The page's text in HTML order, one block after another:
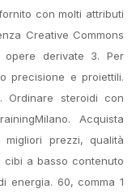
con molti attributi
Creative Commons
opere derivate 3. Per
precisione e proiettili.
Ordinare steroidi con
Acquista
prezzi, qualità
cibi a basso contenuto
energia. 60, comma 1